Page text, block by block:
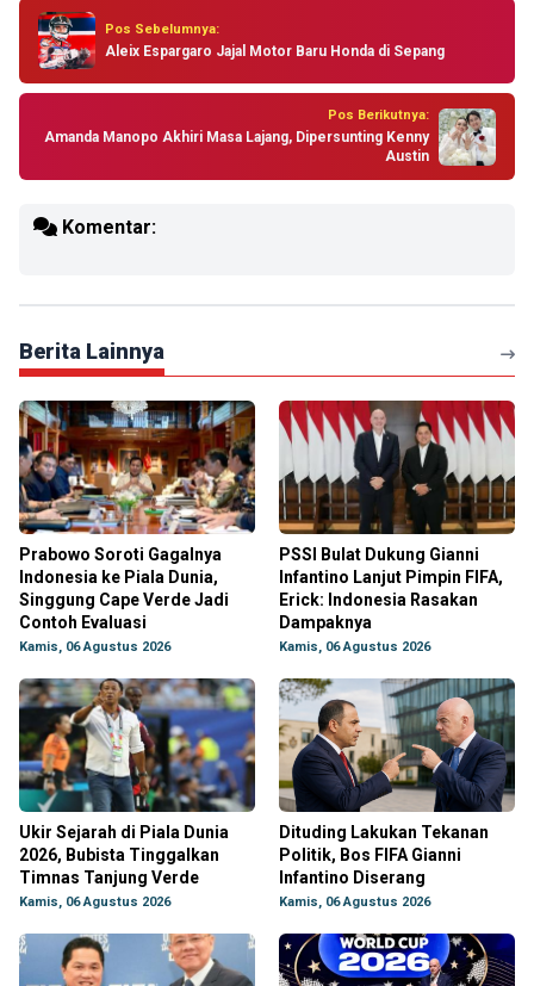
Pos Sebelumnya:
Aleix Espargaro Jajal Motor Baru Honda di Sepang
Pos Berikutnya:
Amanda Manopo Akhiri Masa Lajang, Dipersunting Kenny
Austin
Komentar:
Berita Lainnya
Prabowo Soroti Gagalnya
Indonesia ke Piala Dunia,
Singgung Cape Verde Jadi
Contoh Evaluasi
Kamis, 06 Agustus 2026
PSSI Bulat Dukung Gianni
Infantino Lanjut Pimpin FIFA,
Erick: Indonesia Rasakan
Dampaknya
Kamis, 06 Agustus 2026
Ukir Sejarah di Piala Dunia
2026, Bubista Tinggalkan
Timnas Tanjung Verde
Kamis, 06 Agustus 2026
Dituding Lakukan Tekanan
Politik, Bos FIFA Gianni
Infantino Diserang
Kamis, 06 Agustus 2026